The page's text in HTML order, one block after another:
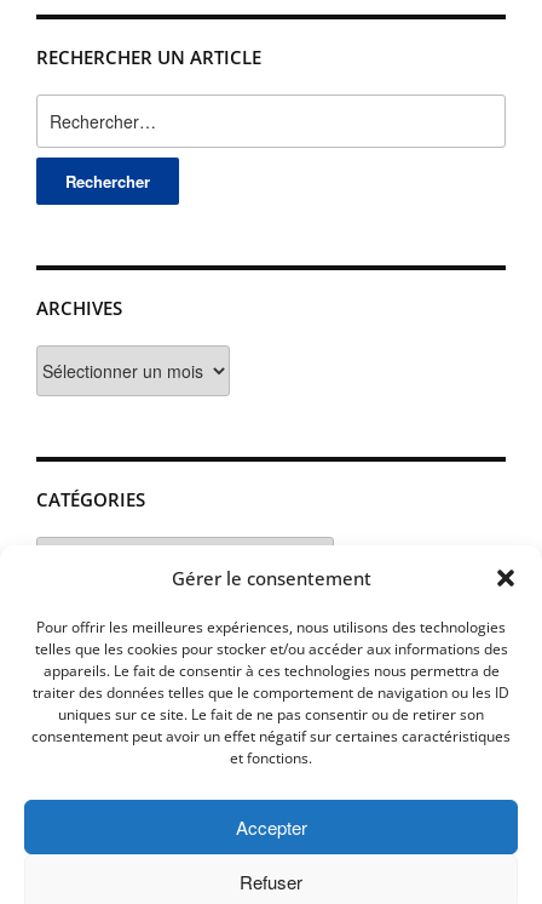
Gérer le consentement
Pour offrir les meilleures expériences, nous utilisons des technologies
telles que les cookies pour stocker et/ou accéder aux informations des
appareils. Le fait de consentir à ces technologies nous permettra de
traiter des données telles que le comportement de navigation ou les ID
uniques sur ce site. Le fait de ne pas consentir ou de retirer son
consentement peut avoir un effet négatif sur certaines caractéristiques
et fonctions.
Accepter
Refuser
RECHERCHER UN ARTICLE
ARCHIVES
CATÉGORIES
Catégories
PLAN D’ACCES